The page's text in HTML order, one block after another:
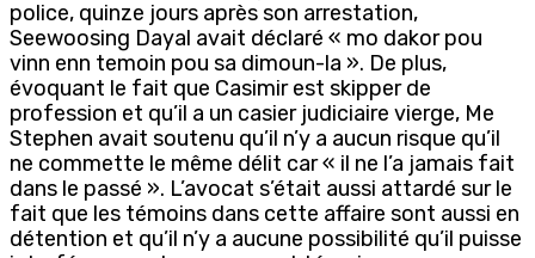
police, quinze jours après son arrestation,
Seewoosing Dayal avait déclaré « mo dakor pou
vinn enn temoin pou sa dimoun-la ». De plus,
évoquant le fait que Casimir est skipper de
profession et qu’il a un casier judiciaire vierge, Me
Stephen avait soutenu qu’il n’y a aucun risque qu’il
ne commette le même délit car « il ne l’a jamais fait
dans le passé ». L’avocat s’était aussi attardé sur le
fait que les témoins dans cette affaire sont aussi en
détention et qu’il n’y a aucune possibilité qu’il puisse